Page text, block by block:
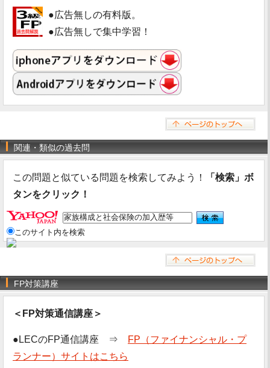
●広告無しの有料版。
●広告無しで集中学習！
関連・類似の過去問
この問題と似ている問題を検索してみよう！
「検索」ボ
タンをクリック！
このサイト内を検索
FP対策講座
＜FP対策通信講座＞
●LECのFP通信講座 ⇒
FP（ファイナンシャル・プ
ランナー）サイトはこちら